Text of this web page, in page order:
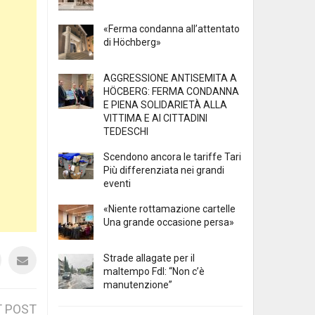
POST
«Ferma condanna all’attentato
di Höchberg»
AGGRESSIONE ANTISEMITA A
HÖCBERG: FERMA CONDANNA
E PIENA SOLIDARIETÀ ALLA
VITTIMA E AI CITTADINI
TEDESCHI
Scendono ancora le tariffe Tari
Più differenziata nei grandi
eventi
«Niente rottamazione cartelle
Una grande occasione persa»
Strade allagate per il
maltempo FdI: “Non c’è
manutenzione”